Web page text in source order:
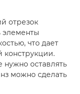
отрезок
элементы
что дает
конструкции.
нужно оставлять
можно сделать